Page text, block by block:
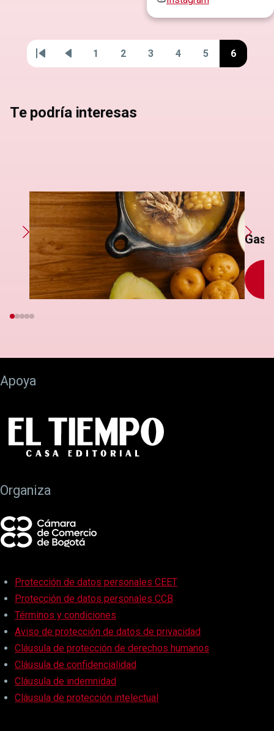
PaginaciónPrimeraPágina
1 2 3 4 5
Página
6
Te podría interesas
Apoya
Organiza
Protección de datos personales CEET
Protección de datos personales CCB
Términos y condiciones
Aviso de protección de datos de privacidad
Cláusula de protección de derechos humanos
Cláusula de confidencialidad
Cláusula de indemnidad
Cláusula de protección intelectual